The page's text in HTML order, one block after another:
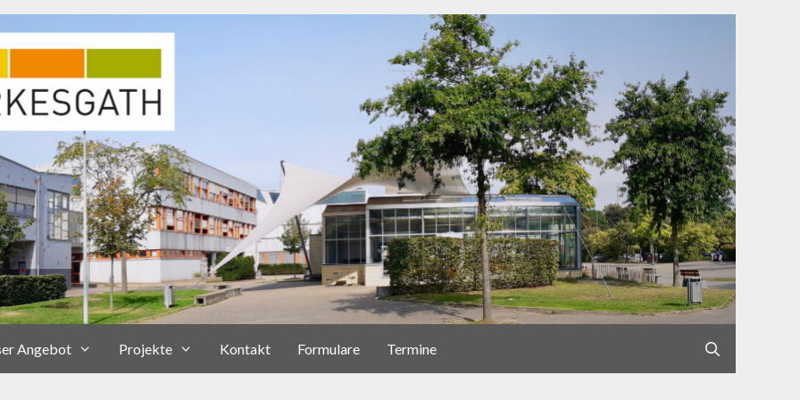
Angebot Projekte Kontakt Formulare Termine